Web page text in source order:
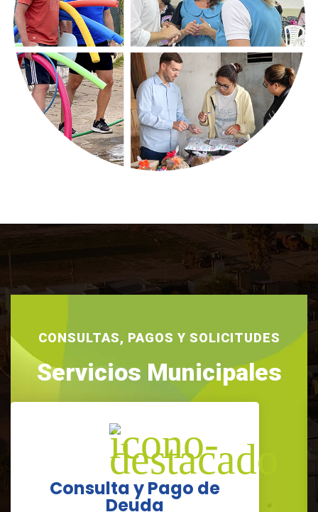
CONSULTAS, PAGOS Y SOLICITUDES
Servicios Municipales
Consulta y Pago de
Deuda